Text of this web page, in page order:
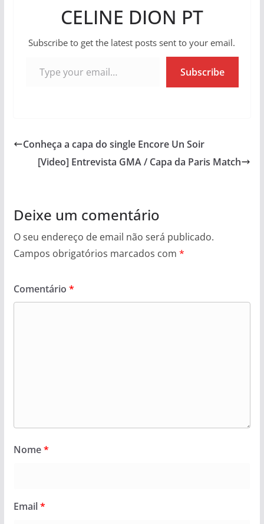
CELINE DION PT
Subscribe to get the latest posts sent to your email.
Subscribe
Conheça a capa do single Encore Un Soir
[Video] Entrevista GMA / Capa da Paris Match
Deixe um comentário
O seu endereço de email não será publicado.
Campos obrigatórios marcados com *
Comentário *
Nome*
Email*